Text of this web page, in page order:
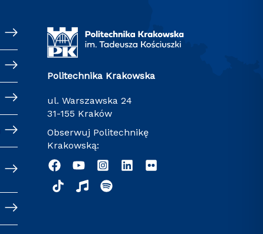
Politechnika Krakowska
ul. Warszawska 24
31-155 Kraków
Obserwuj Politechnikę
Krakowską: